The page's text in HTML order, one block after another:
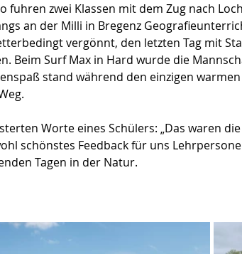
fuhren zwei Klassen mit dem Zug nach
an der Milli in Bregenz
vergönnt, den letzten Tag mit
Beim Surf Max in Hard wurde die
stand während den einzigen
Worte eines Schülers: „Das waren
schönstes Feedback für uns
Tagen in der Natur.